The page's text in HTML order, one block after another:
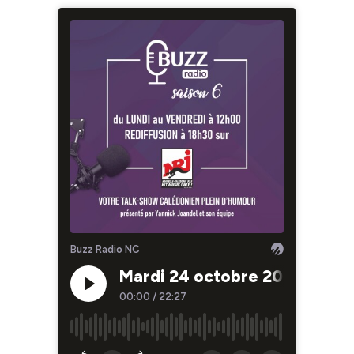
Buzz Radio NC
Mardi 24 octobre 2023
00:00 / 22:27